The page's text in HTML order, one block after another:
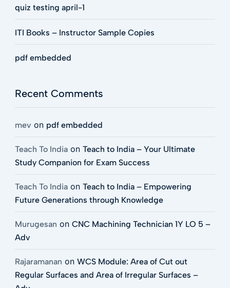
quiz testing april-1
ITI Books – Instructor Sample Copies
pdf embedded
Recent Comments
mev on pdf embedded
Teach To Indiaon Teach to India – Your Ultimate
Study Companion for Exam Success
Teach To Indiaon Teach to India – Empowering
Future Generations through Knowledge
Murugesan on CNC Machining Technician 1Y LO 5 –
Adv
Rajaramanan on WCS Module: Area of Cut out
Regular Surfaces and Area of Irregular Surfaces –